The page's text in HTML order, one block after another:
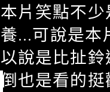
本片笑點不
養...可說是本
以說是比扯
倒也是看的